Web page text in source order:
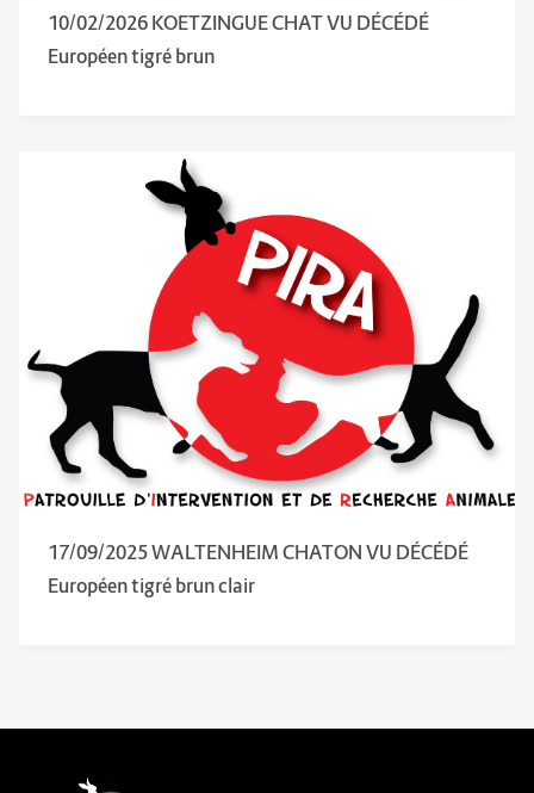
10/02/2026 KOETZINGUE CHAT VU DÉCÉDÉ
Européen tigré brun
17/09/2025 WALTENHEIM CHATON VU DÉCÉDÉ
Européen tigré brun clair